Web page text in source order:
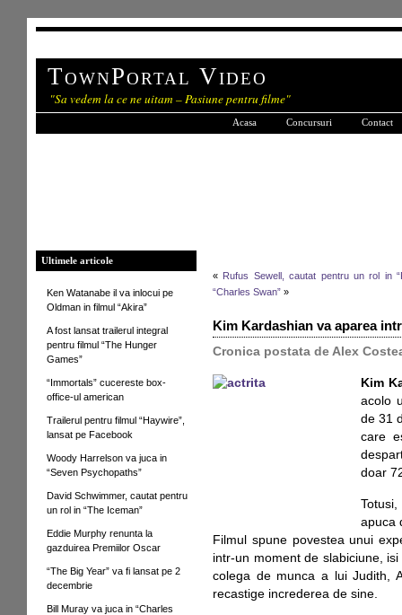
TownPortal Video
"Sa vedem la ce ne uitam – Pasiune pentru filme"
Acasa Concursuri Contact
Ultimele articole
Ken Watanabe il va inlocui pe
Oldman in filmul “Akira”
A fost lansat trailerul integral
pentru filmul “The Hunger
Games”
“Immortals” cucereste box-
office-ul american
Trailerul pentru filmul “Haywire”,
lansat pe Facebook
Woody Harrelson va juca in
“Seven Psychopaths”
David Schwimmer, cautat pentru
un rol in “The Iceman”
Eddie Murphy renunta la
gazduirea Premiilor Oscar
“The Big Year” va fi lansat pe 2
decembrie
Bill Muray va juca in “Charles
« Rufus Sewell, cautat pentru un rol in
“Charles Swan” »
Kim Kardashian va aparea
Cronica postata de Alex
Kim
acolo
de 31
care
doar
apuca
Filmul spune povestea unui
intr-un moment de slabiciune,
colega de munca a lui Judith,
recastige increderea de sine.